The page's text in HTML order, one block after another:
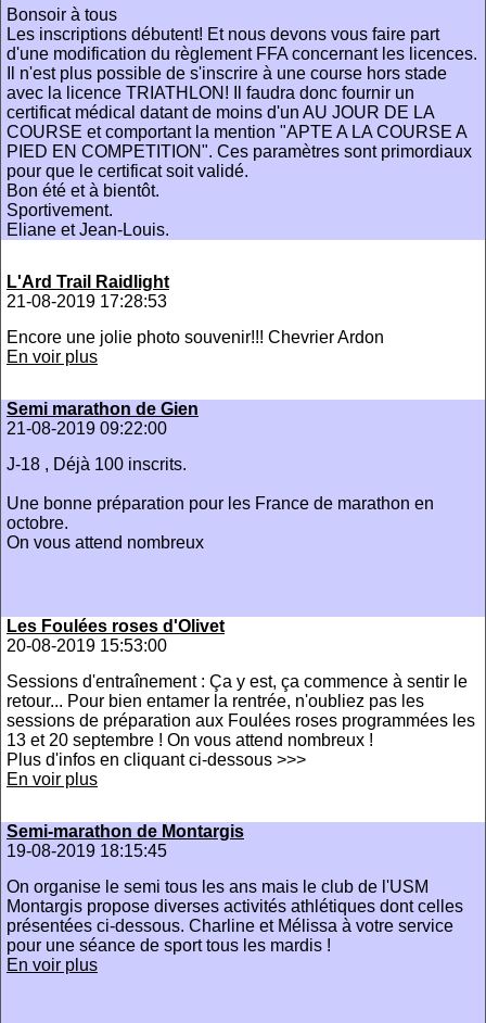
Bonsoir à tous
Les inscriptions débutent! Et nous devons vous faire part
d'une modification du règlement FFA concernant les licences.
Il n'est plus possible de s'inscrire à une course hors stade
avec la licence TRIATHLON! Il faudra donc fournir un
certificat médical datant de moins d'un AU JOUR DE LA
COURSE et comportant la mention "APTE A LA COURSE A
PIED EN COMPETITION". Ces paramètres sont primordiaux
pour que le certificat soit validé.
Bon été et à bientôt.
Sportivement.
Eliane et Jean-Louis.
L'Ard Trail Raidlight
21-08-2019 17:28:53
Encore une jolie photo souvenir!!! Chevrier Ardon
En voir plus
Semi marathon de Gien
21-08-2019 09:22:00
J-18 , Déjà 100 inscrits.
Une bonne préparation pour les France de marathon en
octobre.
On vous attend nombreux
Les Foulées roses d'Olivet
20-08-2019 15:53:00
Sessions d'entraînement : Ça y est, ça commence à sentir le
retour... Pour bien entamer la rentrée, n'oubliez pas les
sessions de préparation aux Foulées roses programmées les
13 et 20 septembre ! On vous attend nombreux !
Plus d'infos en cliquant ci-dessous >>>
En voir plus
Semi-marathon de Montargis
19-08-2019 18:15:45
On organise le semi tous les ans mais le club de l'USM
Montargis propose diverses activités athlétiques dont celles
présentées ci-dessous. Charline et Mélissa à votre service
pour une séance de sport tous les mardis !
En voir plus